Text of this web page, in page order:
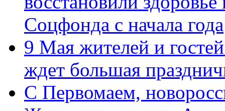
Соцфонда с начала года
9 Мая жителей и
ждет большая
C Первомаем,